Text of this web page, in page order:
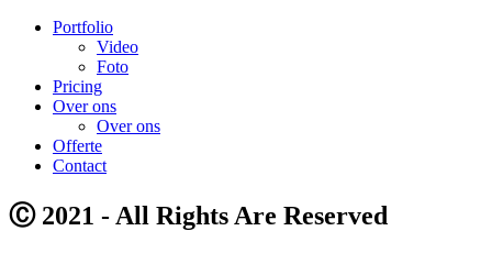
Portfolio
Video
Foto
Pricing
Over ons
Over ons
Offerte
Contact
Ⓒ 2021 - All Rights Are Reserved